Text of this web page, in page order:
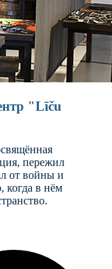
"Līču
пережил
от войны и
когда в нём